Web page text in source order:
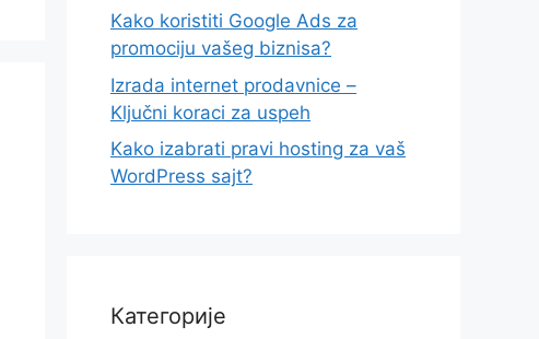
Kako koristiti Google Ads za
promociju vašeg biznisa?
Izrada internet prodavnice –
Ključni koraci za uspeh
Kako izabrati pravi hosting za vaš
WordPress sajt?
Категорије